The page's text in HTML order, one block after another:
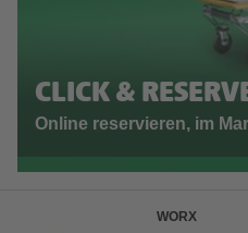
CLICK &
Online reservieren, im
WORX